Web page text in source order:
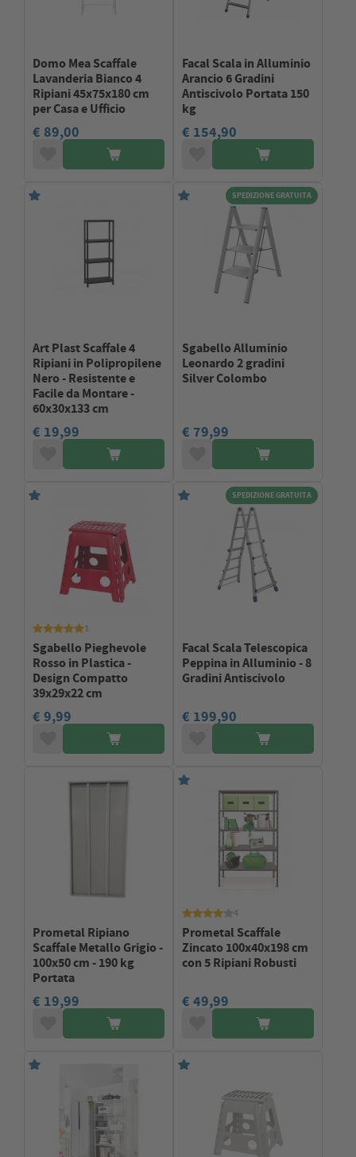
Domo Mea Scaffale
Lavanderia Bianco 4
Ripiani 45x75x180 cm
per Casa e Ufficio
€ 89,00
Facal Scala in Alluminio
Arancio 6 Gradini
Antiscivolo Portata 150
kg
€ 154,90
Art Plast Scaffale 4
Ripiani in Polipropilene
Nero - Resistente e
Facile da Montare -
60x30x133 cm
€ 19,99
SPEDIZIONE GRATUITA
Sgabello Alluminio
Leonardo 2 gradini
Silver Colombo
€ 79,99
Sgabello Pieghevole
Rosso in Plastica -
Design Compatto
39x29x22 cm
€ 9,99
SPEDIZIONE GRATUITA
Facal Scala Telescopica
Peppina in Alluminio - 8
Gradini Antiscivolo
€ 199,90
Prometal Ripiano
Scaffale Metallo Grigio -
100x50 cm - 190 kg
Portata
€ 19,99
Prometal Scaffale
Zincato 100x40x198 cm
con 5 Ripiani Robusti
€ 49,99